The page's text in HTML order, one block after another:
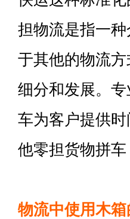
担物流是指一
于其他的物流
细分和发展。
车为客户提供
他零担货物拼
物流中使用木箱